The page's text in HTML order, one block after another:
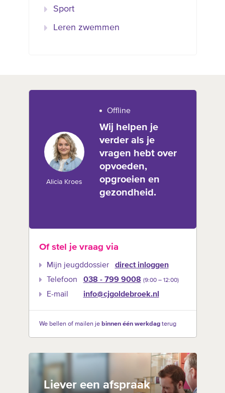
Sport
Leren zwemmen
Alicia Kroes
Offline
Wij helpen je
verder als je
vragen hebt over
opvoeden,
opgroeien en
gezondheid.
Of stel je vraag via
Mijn jeugddossier
direct inloggen
Telefoon
038 - 799 9008 (9:00 –‍ 12:00)
E-mail info@cjgoldebroek.nl
We bellen of mailen je binnen één werkdagterug
Liever een afspraak